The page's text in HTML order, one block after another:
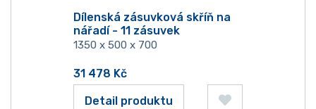
Dílenská zásuvková skříň na
nářadí - 11 zásuvek
1350 x 500 x 700
31 478 Kč
Detail produktu